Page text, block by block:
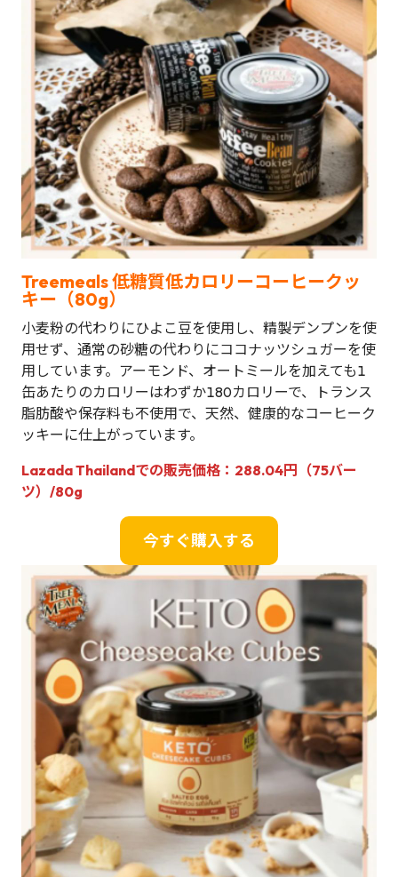
Treemeals 低糖質低カロリーコーヒークッ
キー（80g）
小麦粉の代わりにひよこ豆を使用し、精製デンプンを使
用せず、通常の砂糖の代わりにココナッツシュガーを使
用しています。アーモンド、オートミールを加えても1
缶あたりのカロリーはわずか180カロリーで、トランス
脂肪酸や保存料も不使用で、天然、健康的なコーヒーク
ッキーに仕上がっています。
Lazada Thailandでの販売価格：288.04円（75バー
ツ）/80g
今すぐ購入する